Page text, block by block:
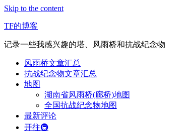
Skip to the content
TF的博客
记录一些我感兴趣的塔、风雨桥和抗战纪念物
风雨桥文章汇总
抗战纪念物文章汇总
地图
湖南省风雨桥(廊桥)地图
全国抗战纪念物地图
最新评论
开往🚇